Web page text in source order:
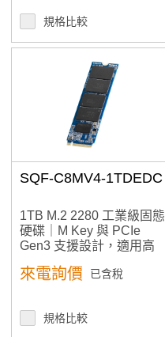
規格比較
SQF-C8MV4-1TDEDC
1TB M.2 2280 工業級固態
硬碟｜M Key 與 PCIe
Gen3 支援設計，適用高
來電詢價 已含稅
規格比較